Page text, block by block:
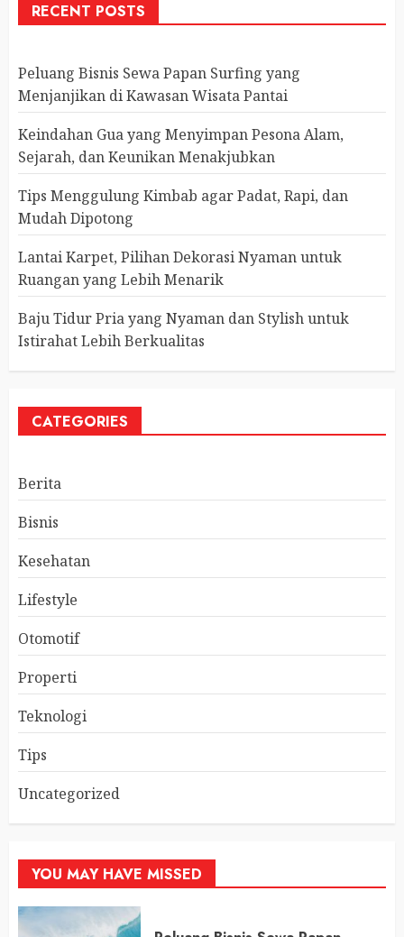
RECENT POSTS
Peluang Bisnis Sewa Papan Surfing yang
Menjanjikan di Kawasan Wisata Pantai
Keindahan Gua yang Menyimpan Pesona Alam,
Sejarah, dan Keunikan Menakjubkan
Tips Menggulung Kimbab agar Padat, Rapi, dan
Mudah Dipotong
Lantai Karpet, Pilihan Dekorasi Nyaman untuk
Ruangan yang Lebih Menarik
Baju Tidur Pria yang Nyaman dan Stylish untuk
Istirahat Lebih Berkualitas
CATEGORIES
Berita
Bisnis
Kesehatan
Lifestyle
Otomotif
Properti
Teknologi
Tips
Uncategorized
YOU MAY HAVE MISSED